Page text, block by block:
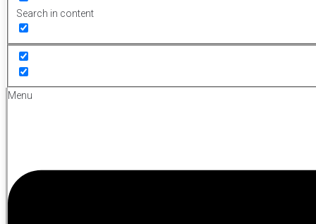
Search in content
Menu